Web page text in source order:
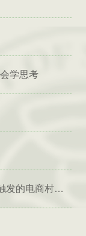
学思考
乔天宇 邱泽奇 边缘农户触发的电商村形成